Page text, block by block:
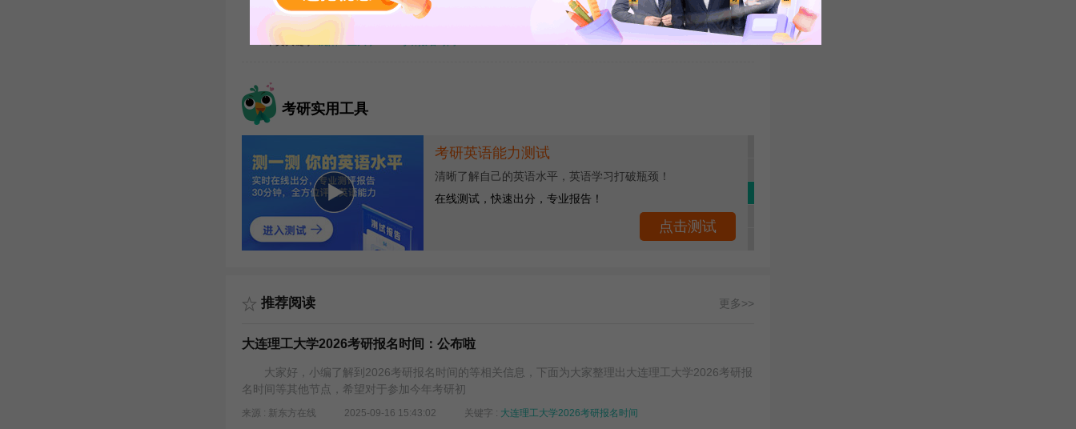
本文关键字:
考研实用工具
考研英语能力测试
清晰了解自己的英语水平，英语学习打破瓶颈！
在线测试，快速出分，专业报告！
点击测试
推荐阅读 更多>>
大连理工大学2026考研报名时间：公布啦
大家好，小编了解到2026考研报名时间的等相关信息，下面为大家整理出大连理工大学2026考研报
名时间等其他节点，希望对于参加今年考研初
来源 : 新东方在线 2025-09-16 15:43:02 关键字 : 大连理工大学2026考研报名时间